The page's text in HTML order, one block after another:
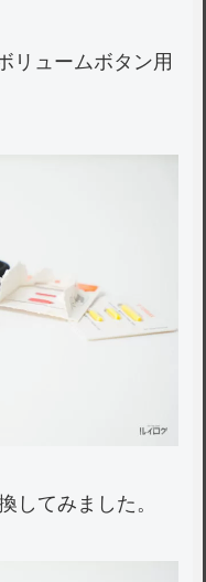
リュームボタン用
してみました。